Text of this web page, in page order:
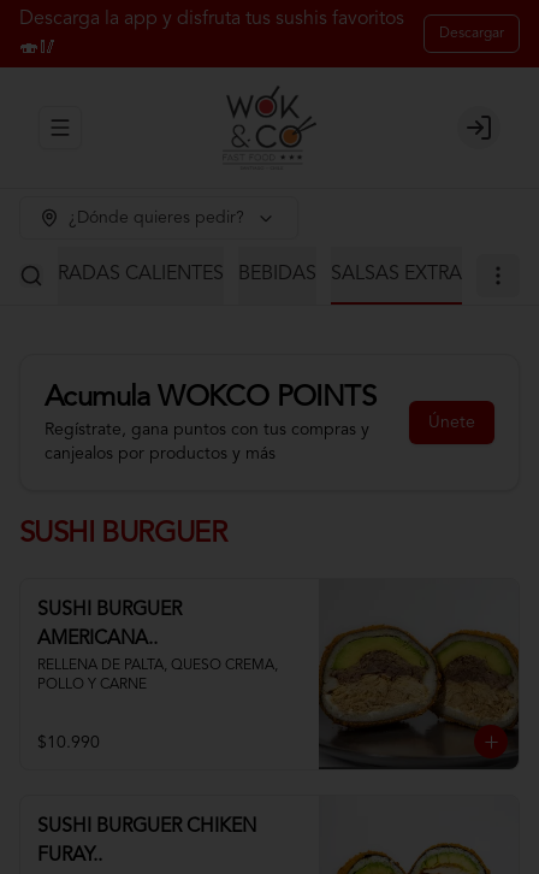
Descarga la app y disfruta tus sushis favoritos
🍣🥢
Descargar
Abrir menu de navegación Login
¿Dónde quieres pedir?
ENTRADAS CALIENTES BEBIDAS SALSAS EXTRA
Acumula WOKCO POINTS
Regístrate, gana puntos con tus compras y
canjealos por productos y más
Únete
SUSHI BURGUER
SUSHI BURGUER
AMERICANA..
RELLENA DE PALTA, QUESO CREMA,
POLLO Y CARNE
$10.990
SUSHI BURGUER CHIKEN
FURAY..